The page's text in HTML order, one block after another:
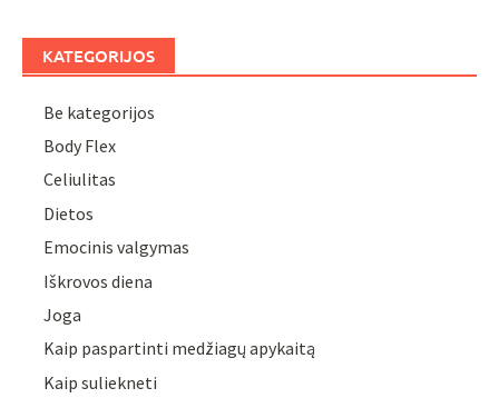
KATEGORIJOS
Be kategorijos
Body Flex
Celiulitas
Dietos
Emocinis valgymas
Iškrovos diena
Joga
Kaip paspartinti medžiagų apykaitą
Kaip suliekneti